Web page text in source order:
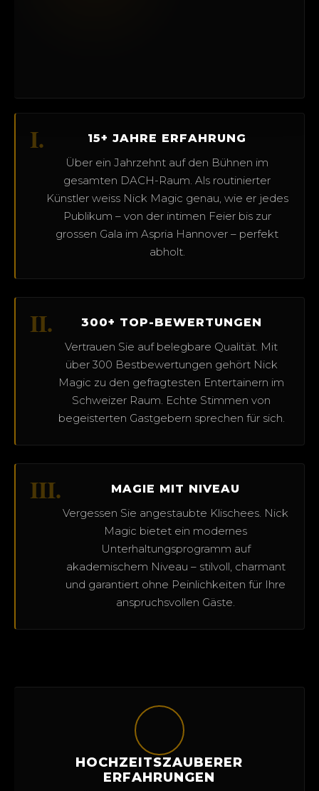
I.
15+ JAHRE ERFAHRUNG
Über ein Jahrzehnt auf den Bühnen im
gesamten DACH-Raum. Als routinierter
Künstler weiss Nick Magic genau, wie er jedes
Publikum – von der intimen Feier bis zur
grossen Gala im Aspria Hannover – perfekt
abholt.
II.
300+ TOP-BEWERTUNGEN
Vertrauen Sie auf belegbare Qualität. Mit
über 300 Bestbewertungen gehört Nick
Magic zu den gefragtesten Entertainern im
Schweizer Raum. Echte Stimmen von
begeisterten Gastgebern sprechen für sich.
III.
MAGIE MIT NIVEAU
Vergessen Sie angestaubte Klischees. Nick
Magic bietet ein modernes
Unterhaltungsprogramm auf
akademischem Niveau – stilvoll, charmant
und garantiert ohne Peinlichkeiten für Ihre
anspruchsvollen Gäste.
HOCHZEITSZAUBERER
ERFAHRUNGEN